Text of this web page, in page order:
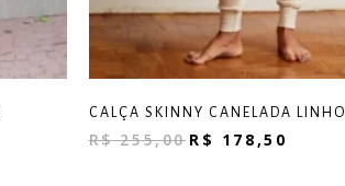
CALÇA SKINNY CANELADA LINHO
R$255,00 R$ 178,50